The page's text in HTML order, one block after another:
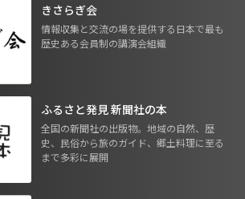
きさらぎ会
情報収集と交流の場を提供する日本で最も
歴史ある会員制の講演会組織
ふるさと発見 新聞社の本
全国の新聞社の出版物。地域の自然、歴
史、民俗から旅のガイド、郷土料理に至る
まで多彩に展開